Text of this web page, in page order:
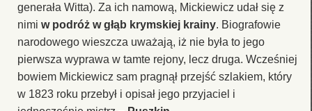
generała Witta). Za ich namową, Mickiewicz udał się z
nimi w podróż w głąb krymskiej krainy. Biografowie
narodowego wieszcza uważają, iż nie była to jego
pierwsza wyprawa w tamte rejony, lecz druga. Wcześniej
bowiem Mickiewicz sam pragnął przejść szlakiem, który
w 1823 roku przebył i opisał jego przyjaciel i